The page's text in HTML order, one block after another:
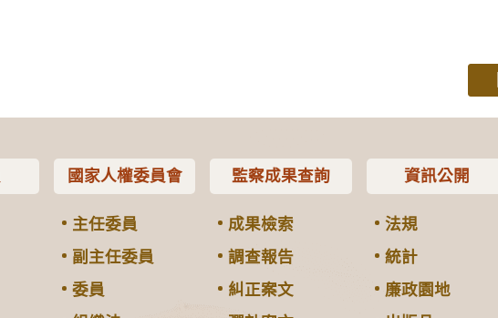
國家人權委員會
主任委員
副主任委員
委員
監察成果查詢
成果檢索
調查報告
糾正案文
資訊公開
法規
統計
廉政園地